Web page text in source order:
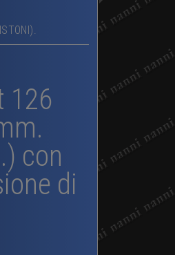
126
con
di